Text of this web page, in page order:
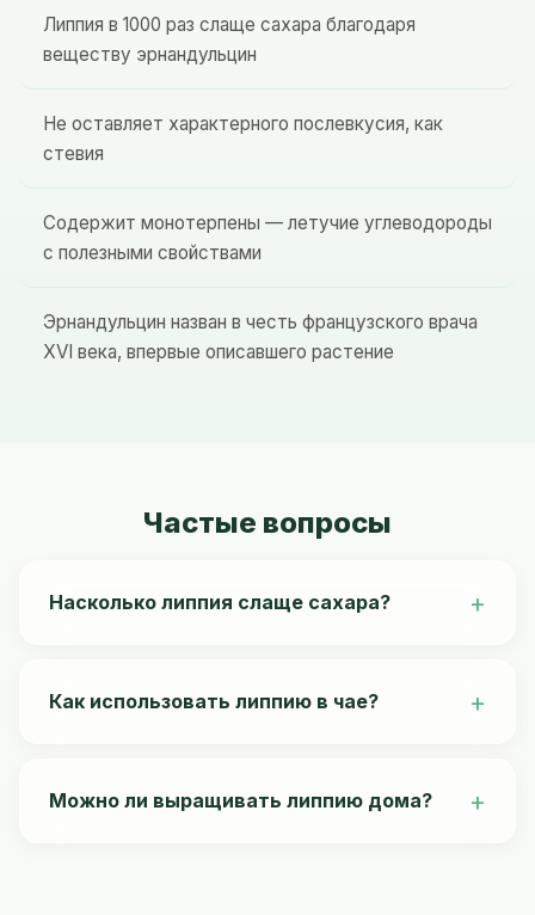
Липпия в 1000 раз слаще сахара благодаря
веществу эрнандульцин
Не оставляет характерного послевкусия, как
стевия
Содержит монотерпены — летучие углеводороды
с полезными свойствами
Эрнандульцин назван в честь французского врача
XVI века, впервые описавшего растение
Частые вопросы
Насколько липпия слаще сахара?
Как использовать липпию в чае?
сладость и приятный аромат. Не нужно варить
Можно ли выращивать липпию дома?